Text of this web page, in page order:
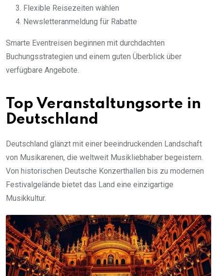
Flexible Reisezeiten wählen
Newsletteranmeldung für Rabatte
Smarte Eventreisen beginnen mit durchdachten
Buchungsstrategien und einem guten Überblick über
verfügbare Angebote.
Top Veranstaltungsorte in
Deutschland
Deutschland glänzt mit einer beeindruckenden Landschaft
von Musikarenen, die weltweit Musikliebhaber begeistern.
Von historischen Deutsche Konzerthallen bis zu modernen
Festivalgelände bietet das Land eine einzigartige
Musikkultur.